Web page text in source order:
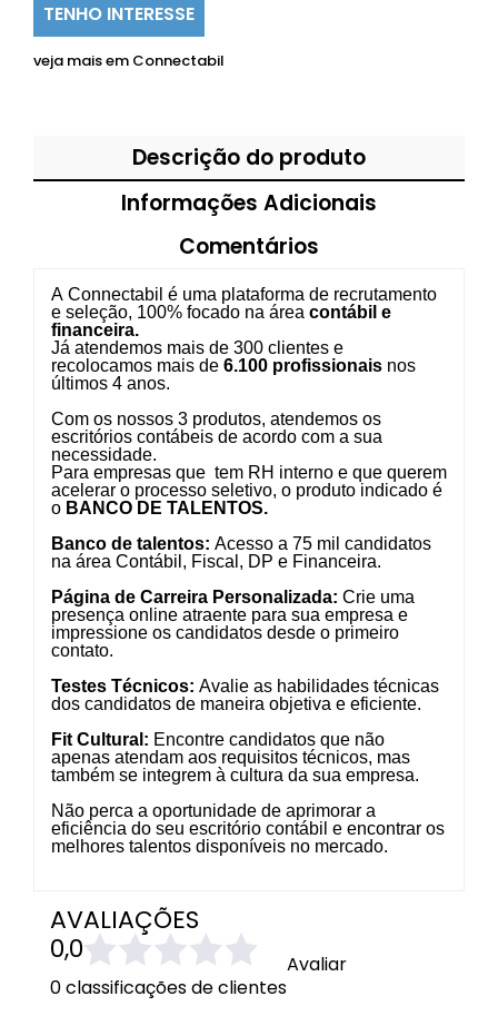
TENHO INTERESSE
veja mais em Connectabil
Descrição do produto
Informações Adicionais
Comentários
A Connectabil é uma plataforma de recrutamento
e seleção, 100% focado na área contábil e
financeira.
Já atendemos mais de 300 clientes e
recolocamos mais de 6.100 profissionais nos
últimos 4 anos.
Com os nossos 3 produtos, atendemos os
escritórios contábeis de acordo com a sua
necessidade.
Para empresas que tem RH interno e que querem
acelerar o processo seletivo, o produto indicado é
o BANCO DE TALENTOS.
Banco de talentos: Acesso a 75 mil candidatos
na área Contábil, Fiscal, DP e Financeira.
Página de Carreira Personalizada: Crie uma
presença online atraente para sua empresa e
impressione os candidatos desde o primeiro
contato.
Testes Técnicos: Avalie as habilidades técnicas
dos candidatos de maneira objetiva e eficiente.
Fit Cultural: Encontre candidatos que não
apenas atendam aos requisitos técnicos, mas
também se integrem à cultura da sua empresa.
Não perca a oportunidade de aprimorar a
eficiência do seu escritório contábil e encontrar os
melhores talentos disponíveis no mercado.
AVALIAÇÕES
0,0
0 classificações de clientes
Avaliar